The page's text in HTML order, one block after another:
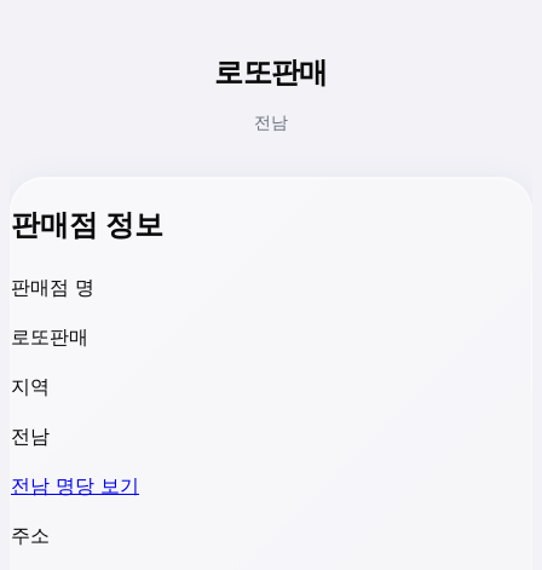
로또판매
전남
판매점 정보
판매점 명
로또판매
지역
전남
전남 명당 보기
주소